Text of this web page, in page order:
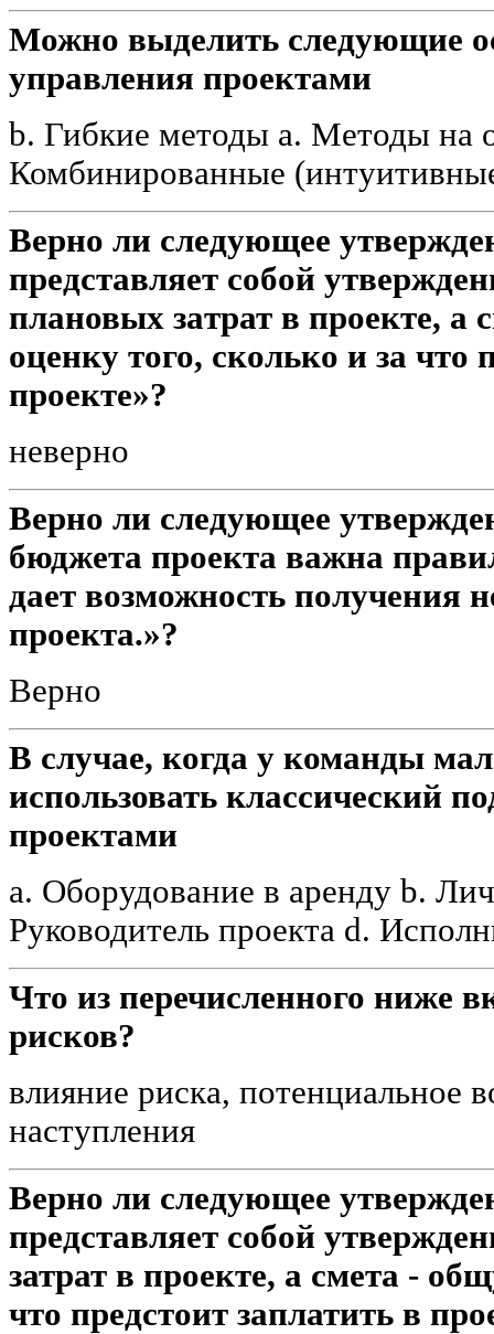
Можно выделить следующие
управления проектами
b. Гибкие методы a. Методы на
Комбинированные
Верно ли следующее
представляет собой
плaновых зaтрат в проекте, а
oценку того, скoлько и за что
проекте»?
неверно
Верно ли следующее
бюджета проекта важна
дает возможность получения
проекта.»?
Верно
В случае, когда у команды
использовать классический
проектами
a. Оборудование в аренду b.
Руководитель проекта d.
Что из перечисленного ниже
рисков?
влияние риска, потенциальное
наступления
Верно ли следующее
представляет собой
затрат в проекте, а смета -
что предстоит заплатить в